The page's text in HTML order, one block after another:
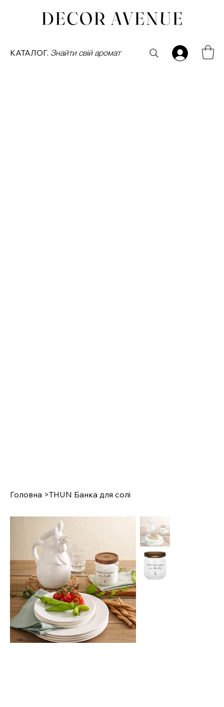
КАТАЛОГ. Знайти свій аромат
Головна >THUN Банка для солі